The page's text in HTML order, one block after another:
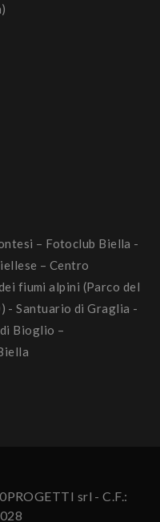
– Fotoclub Biella -
– Centro
fiumi alpini (Parco del
- Santuario di Graglia -
Bioglio –
srl - C.F.: